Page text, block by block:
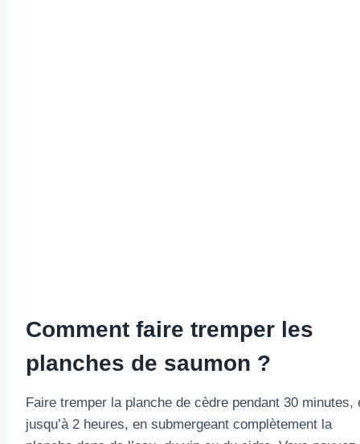
Comment faire tremper les
planches de saumon ?
Faire tremper la planche de cèdre pendant 30 minutes,
jusqu’à 2 heures, en submergeant complètement la